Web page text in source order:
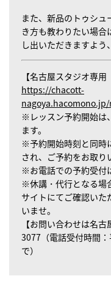
また、新品のトゥシュ
き方も教わりたい場
し出いただきますよう
【名古屋スタジオ専
https://chacott-
※レッスン予約開始は
ます。
※予約開始時刻と同時
され、ご予約をお取り
※お電話での予約受付
※休講・代行となる場
サイトにてご確認いた
いませ。
【お問い合わせは名
3077（電話受付時間
で）